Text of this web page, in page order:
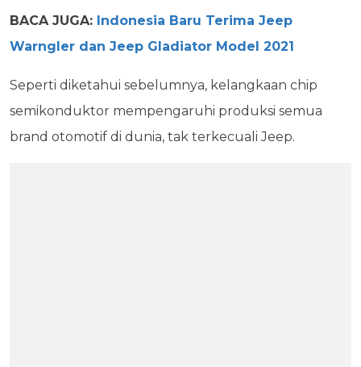
BACA JUGA: Indonesia Baru Terima Jeep
Warngler dan Jeep Gladiator Model 2021
Seperti diketahui sebelumnya, kelangkaan chip
semikonduktor mempengaruhi produksi semua
brand otomotif di dunia, tak terkecuali Jeep.